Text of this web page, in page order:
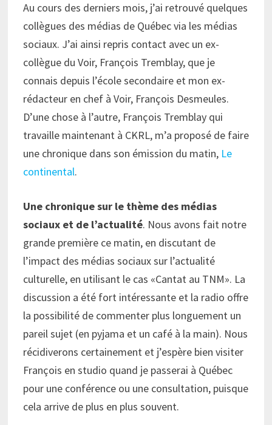
Au cours des derniers mois, j’ai retrouvé quelques
collègues des médias de Québec via les médias
sociaux. J’ai ainsi repris contact avec un ex-
collègue du Voir, François Tremblay, que je
connais depuis l’école secondaire et mon ex-
rédacteur en chef à Voir, François Desmeules.
D’une chose à l’autre, François Tremblay qui
travaille maintenant à CKRL, m’a proposé de faire
une chronique dans son émission du matin, Le
continental.
Une chronique sur le thème des médias
sociaux et de l’actualité. Nous avons fait notre
grande première ce matin, en discutant de
l’impact des médias sociaux sur l’actualité
culturelle, en utilisant le cas «Cantat au TNM». La
discussion a été fort intéressante et la radio offre
la possibilité de commenter plus longuement un
pareil sujet (en pyjama et un café à la main). Nous
récidiverons certainement et j’espère bien visiter
François en studio quand je passerai à Québec
pour une conférence ou une consultation, puisque
cela arrive de plus en plus souvent.